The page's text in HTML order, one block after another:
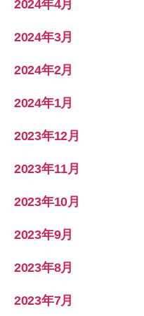
2024年4月
2024年3月
2024年2月
2024年1月
2023年12月
2023年11月
2023年10月
2023年9月
2023年8月
2023年7月